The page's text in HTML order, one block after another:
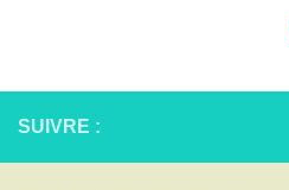
SUIVRE :